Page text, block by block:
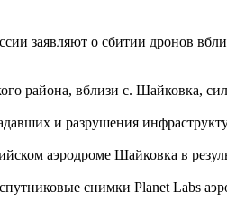
заявляют о сбитии дронов
района, вблизи с. Шайковка,
и разрушения
аэродроме Шайковка в
снимки Planet Labs